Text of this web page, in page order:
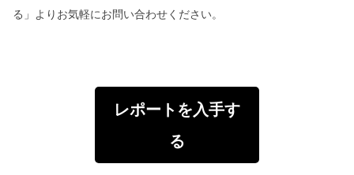
る」よりお気軽にお問い合わせください。
レポートを入手す
る